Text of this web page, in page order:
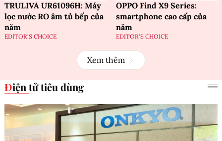
TRULIVA UR61096H: Máy
lọc nước RO âm tủ bếp của
năm
EDITOR'S CHOICE
OPPO Find X9 Series:
smartphone cao cấp của
năm
EDITOR'S CHOICE
Xem thêm
Điện tử tiêu dùng